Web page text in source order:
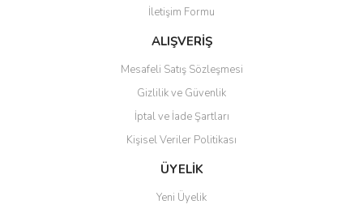
Ürün bilgilerinde hatalar bulunuyor.
Ürün fiyatı diğer sitelerden daha pahalı.
Gönder
İletişim Formu
ALIŞVERİŞ
Mesafeli Satış Sözleşmesi
Gizlilik ve Güvenlik
İptal ve İade Şartları
Kişisel Veriler Politikası
ÜYELİK
Yeni Üyelik